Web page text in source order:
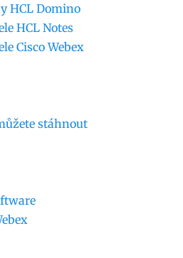
HCL Domino
HCL Notes
Cisco Webex
stáhnout